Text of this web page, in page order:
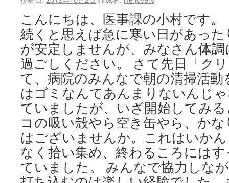
こんにちは、医事課の小村です
続くと思えば急に寒い日があっ
が安定しませんが、みなさん体
過ごしください。 さて先日「ク
て、病院のみんなで朝の清掃活
はゴミなんてあんまりないんじ
ていましたが、いざ開始してみ
コの吸い殻やら空き缶やら、か
はございませんか。これはいか
なく拾い集め、終わるころには
ていました。 みんなで協力しな